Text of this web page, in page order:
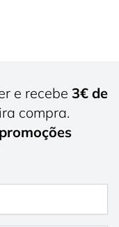
e recebe 3€ de
compra.
promoções